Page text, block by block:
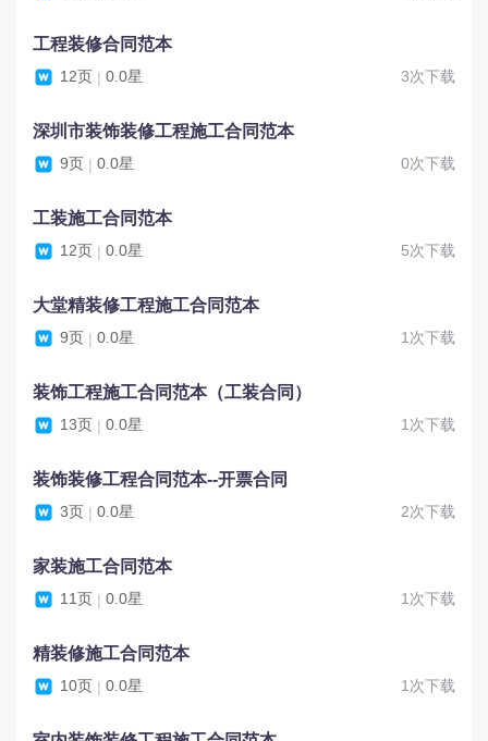
工程装修合同范本
12页 | 0.0星 3次下载
深圳市装饰装修工程施工合同范本
9页 | 0.0星 0次下载
工装施工合同范本
12页 | 0.0星 5次下载
大堂精装修工程施工合同范本
9页 | 0.0星 1次下载
装饰工程施工合同范本（工装合同）
13页 | 0.0星 1次下载
装饰装修工程合同范本--开票合同
3页 | 0.0星 2次下载
家装施工合同范本
11页 | 0.0星 1次下载
精装修施工合同范本
10页 | 0.0星 1次下载